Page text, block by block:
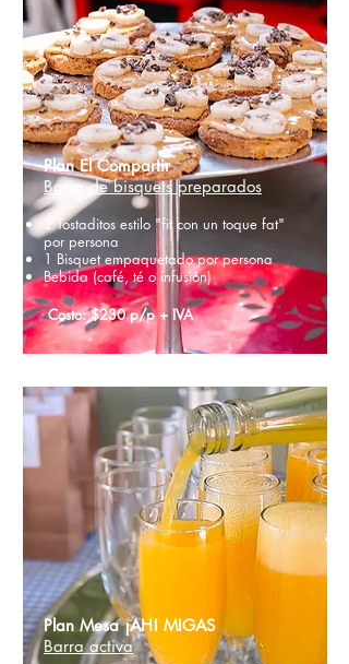
Plan El Compartir
Barra de bisquets preparados
2 Tostaditos estilo "fit con un toque fat"
por persona
​1 Bisquet empaquetado por persona
​Bebida (café, té o infusión)
Costo: $230 p/p + IVA
Plan Mesa ¡AH! MIGAS
Barra activa